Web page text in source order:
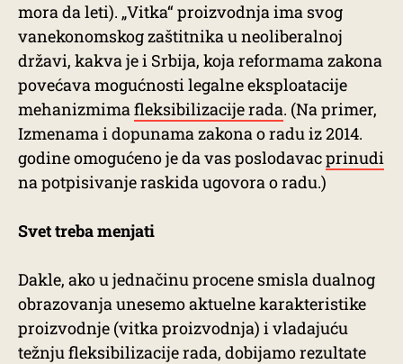
mora da leti). „Vitka“ proizvodnja ima svog
vanekonomskog zaštitnika u neoliberalnoj
državi, kakva je i Srbija, koja reformama zakona
povećava mogućnosti legalne eksploatacije
mehanizmimafleksibilizacije rada. (Na primer,
Izmenama i dopunama zakona o radu iz 2014.
godine omogućeno je da vas poslodavacprinudi
na potpisivanje raskida ugovora o radu.)
Svet treba menjati
Dakle, ako u jednačinu procene smisla dualnog
obrazovanja unesemo aktuelne karakteristike
proizvodnje (vitka proizvodnja) i vladajuću
težnju fleksibilizacije rada, dobijamo rezultate